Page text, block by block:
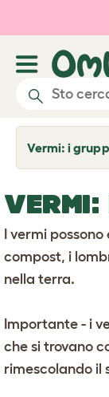
Passa al
Vermi: i
T
o
e
d
r
o
p
d
n
VERMI:
I vermi
compost, i
nella terra.
Importante - i
che si trovano
rimescolando il